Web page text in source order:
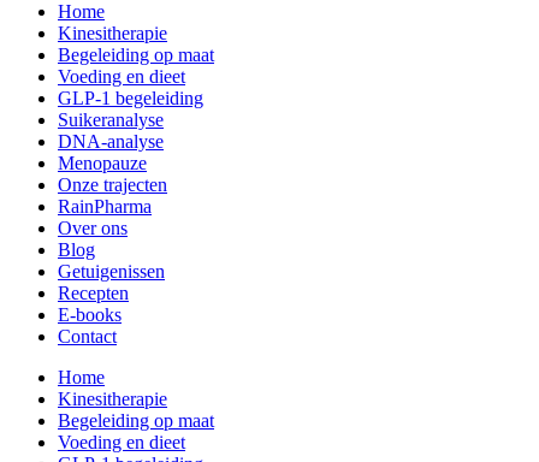
Home
Kinesitherapie
Begeleiding op maat
Voeding en dieet
GLP-1 begeleiding
Suikeranalyse
DNA-analyse
Menopauze
Onze trajecten
RainPharma
Over ons
Blog
Getuigenissen
Recepten
E-books
Contact
Home
Kinesitherapie
Begeleiding op maat
Voeding en dieet